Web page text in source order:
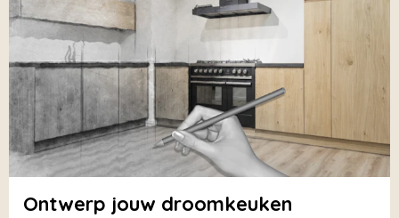
Ontwerp jouw droomkeuken